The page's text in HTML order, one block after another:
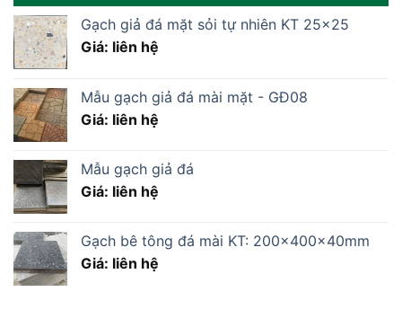
Gạch giả đá mặt sỏi tự nhiên KT 25x25
Giá: liên hệ
Mẫu gạch giả đá mài mặt - GĐ08
Giá: liên hệ
Mẫu gạch giả đá
Giá: liên hệ
Gạch bê tông đá mài KT: 200x400x40mm
Giá: liên hệ